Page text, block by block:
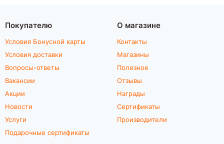
Покупателю
Условия Бонусной карты
Условия доставки
Вопросы-ответы
Вакансии
Акции
Новости
Услуги
Подарочные сертификаты
О магазине
Контакты
Магазины
Полезное
Отзывы
Награды
Сертификаты
Производители